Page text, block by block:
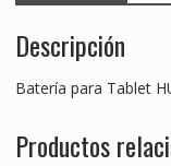
Descripción
Batería para Tablet
Productos